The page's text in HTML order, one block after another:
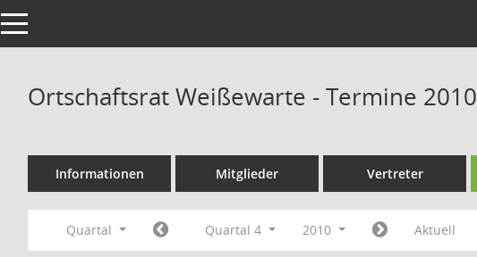
Toggle navigation
Ortschaftsrat Weißewarte - Termine 2010
Informationen Mitglieder Vertreter
Quartal Quartal 4 2010 Aktuell